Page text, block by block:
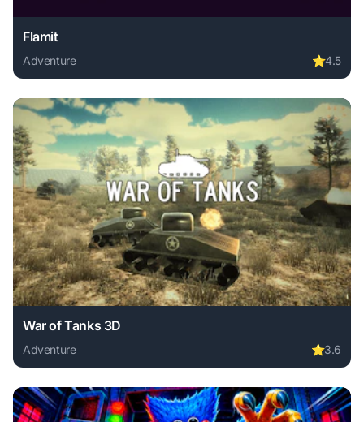
Flamit
Adventure ⭐4.5
Play Flamit online free. adventure game, no download
War of Tanks 3D
Adventure ⭐3.6
Play War of Tanks 3D online free. adventure game, no